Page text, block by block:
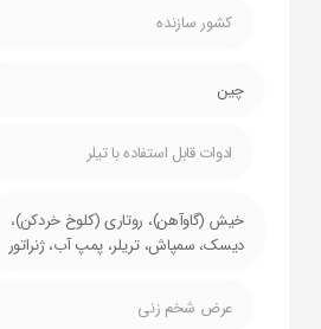
کشور سازنده
چین
ادوات قابل استفاده با تیلر
خیش (گاوآهن)، روتاری (کلوخ خردکن)،
دیسک، سمپاش، تریلر، پمپ آب، ژنراتور
عرض شخم زنی